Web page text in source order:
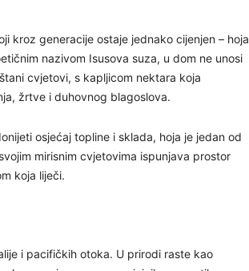
kroz generacije ostaje jednako cijenjen – hoja
nazivom Isusova suza, u dom ne unosi
cvjetovi, s kapljicom nektara koja
žrtve i duhovnog blagoslova.
osjećaj topline i sklada, hoja je jedan od
mirisnim cvjetovima ispunjava prostor
koja liječi.
i pacifičkih otoka. U prirodi raste kao